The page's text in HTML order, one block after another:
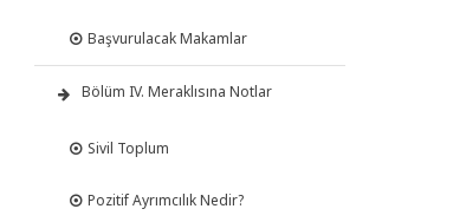
Başvurulacak Makamlar
Bölüm IV. Meraklısına Notlar
Sivil Toplum
Pozitif Ayrımcılık Nedir?